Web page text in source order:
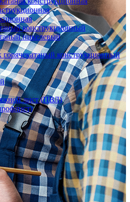
конструкционный
никелевый
конструкционный
лист (ПВЛ)